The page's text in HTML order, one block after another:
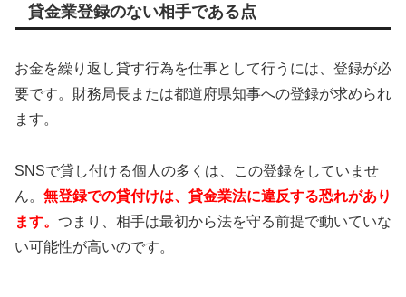
貸金業登録のない相手である点
お金を繰り返し貸す行為を仕事として行うには、登録が必
要です。財務局長または都道府県知事への登録が求められ
ます。
SNSで貸し付ける個人の多くは、この登録をしていませ
ん。 無登録での貸付けは、貸金業法に違反する恐れがあり
ます。 つまり、相手は最初から法を守る前提で動いていな
い可能性が高いのです。